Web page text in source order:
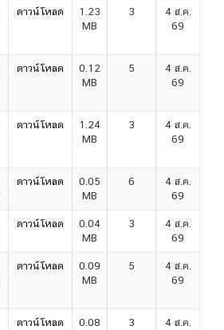
ดาวน์โหลด
1.23
MB
3
4 ส.ค.
69
ดาวน์โหลด
0.12
MB
5
4 ส.ค.
69
ดาวน์โหลด
1.24
MB
3
4 ส.ค.
69
ดาวน์โหลด
0.05
MB
6
4 ส.ค.
69
ดาวน์โหลด
0.04
MB
3
4 ส.ค.
69
ดาวน์โหลด
0.09
MB
5
4 ส.ค.
69
ดาวน์โหลด
0.08
3
4 ส.ค.